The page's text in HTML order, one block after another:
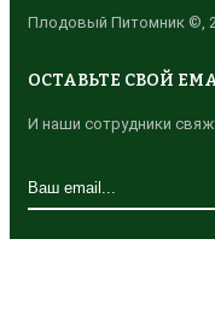
Плодовый Питомник ©,
ОСТАВЬТЕ СВОЙ
И наши сотрудники